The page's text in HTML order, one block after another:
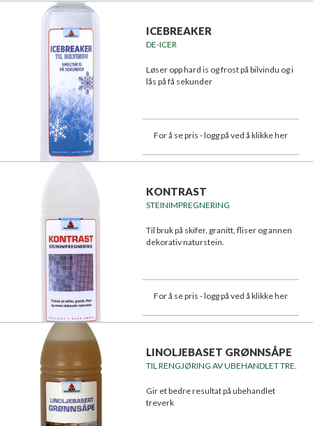
ICEBREAKER
DE-ICER
Løser opp hard is og frost på bilvindu og i
lås på få sekunder
For å se pris - logg på ved å klikke her
KONTRAST
STEINIMPREGNERING
Til bruk på skifer, granitt, fliser og annen
dekorativ naturstein.
For å se pris - logg på ved å klikke her
LINOLJEBASET GRØNNSÅPE
TIL RENGJØRING AV UBEHANDLET TRE.
Gir et bedre resultat på ubehandlet
treverk